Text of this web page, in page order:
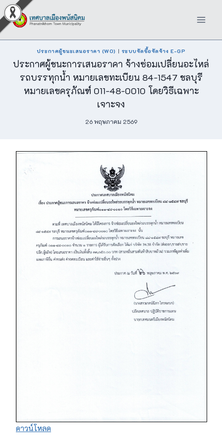
Skip
to
content
ประกาศผู้ชนะเสนอราคา (W0) | ระบบจัดซื้อจัดจ้าง E-GP
ประกาศผู้ชนะการเสนอราคา จ้างซ่อมเปลี่ยนอะไหล่
รถบรรทุกน้ำ หมายเลขทะเบียน 84-1547 ชลบุรี
หมายเลขครุภัณฑ์ 011-48-0010 โดยวิธีเฉพาะ
เจาะจง
26 พฤษภาคม 2569
ดาวน์โหลด